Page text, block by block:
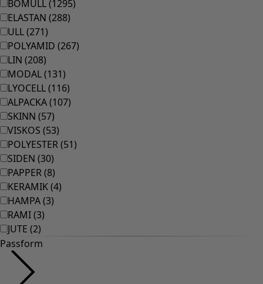
Tidigare favoriter
Rum
Badrum
Vardagsrum
Kök & matplats
Shoppa stilen
Klassisk och allmoge inredning